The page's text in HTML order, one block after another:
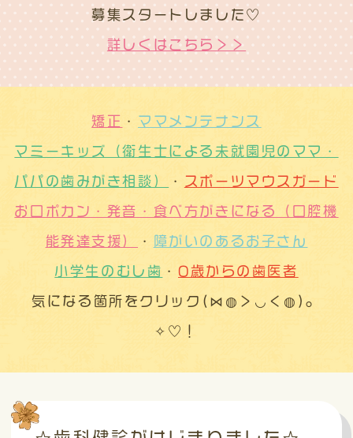
募集スタートしました ♡
詳しくはこちら＞＞
矯正 ・ ママメンテナンス
マミーキッズ（衛生士による未就園児のママ・
パパの歯みがき相談） ・ スポーツマウスガード
お口ポカン・発音・食べ方がきになる（口腔機
能発達支援） ・ 障がいのあるお子さん
小学生のむし歯 ・ 0歳からの歯医者
気になる箇所をクリック(⋈◍＞◡＜◍)。
✧♡！